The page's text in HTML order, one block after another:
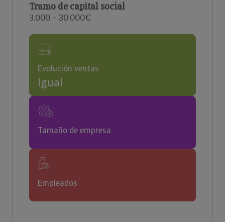
Tramo de capital social
3.000 – 30.000€
Evolución ventas
Igual
Tamaño de empresa
Empleados